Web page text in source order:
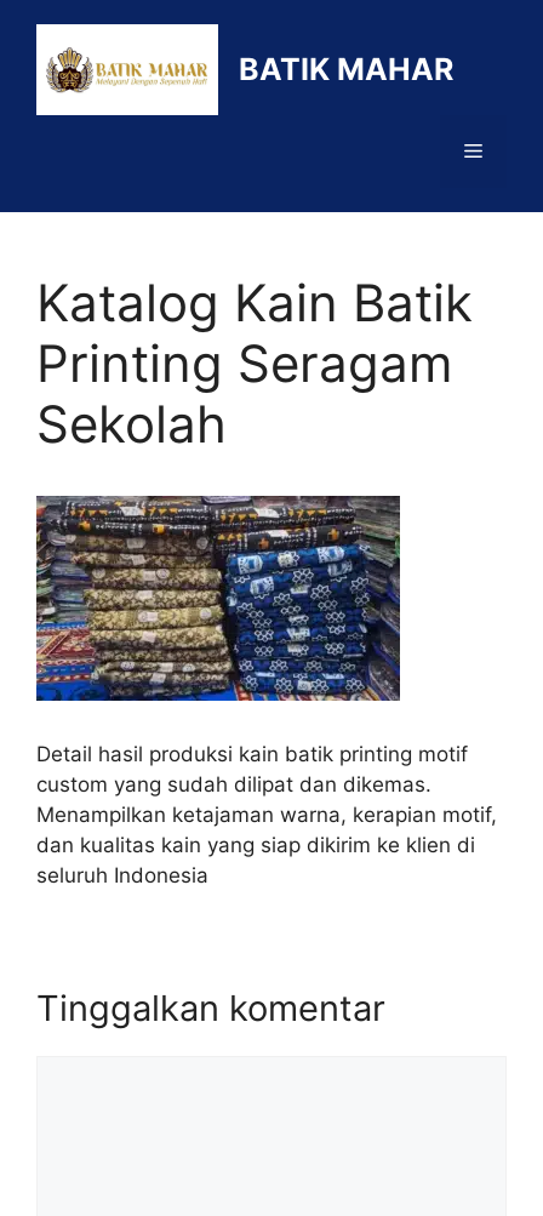
BATIK MAHAR
Menu
Katalog Kain Batik
Printing Seragam
Sekolah
Detail hasil produksi kain batik printing motif
custom yang sudah dilipat dan dikemas.
Menampilkan ketajaman warna, kerapian motif,
dan kualitas kain yang siap dikirim ke klien di
seluruh Indonesia
Tinggalkan komentar